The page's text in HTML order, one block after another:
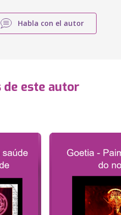
Habla con el autor
de este autor